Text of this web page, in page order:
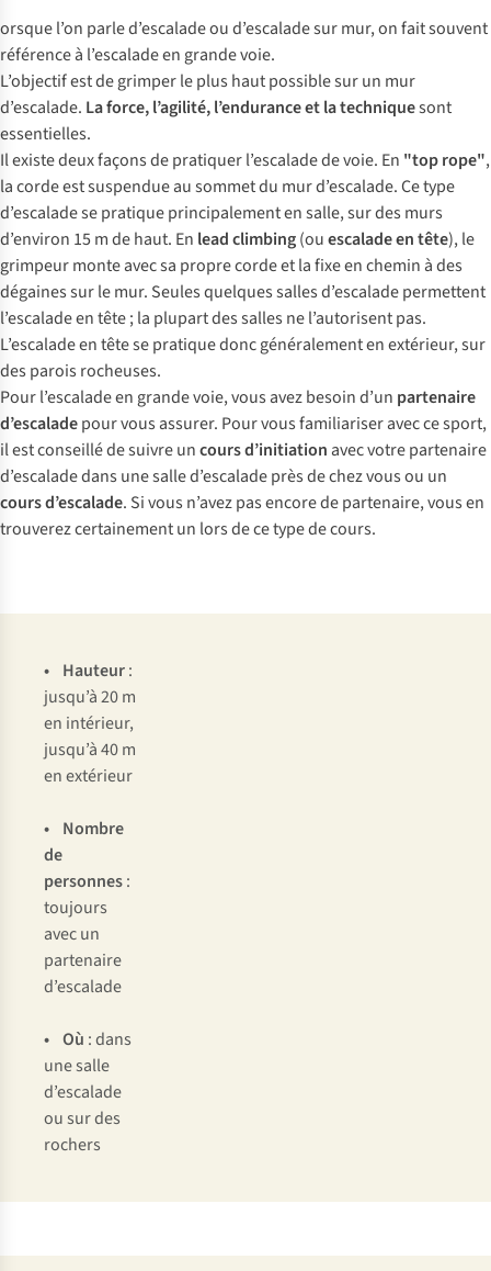
orsque l’on parle d’escalade ou d’escalade sur mur, on fait souvent
référence à l’escalade en grande voie.
L’objectif est de grimper le plus haut possible sur un mur
d’escalade. La force, l’agilité, l’endurance et la techniquesont
essentielles.
Il existe deux façons de pratiquer l’escalade de voie. En "top rope",
la corde est suspendue au sommet du mur d’escalade. Ce type
d’escalade se pratique principalement en salle, sur des murs
d’environ 15 m de haut. En lead climbing(ouescalade en tête), le
grimpeur monte avec sa propre corde et la fixe en chemin à des
dégaines sur le mur. Seules quelques salles d’escalade permettent
l’escalade en tête ; la plupart des salles ne l’autorisent pas.
L’escalade en tête se pratique donc généralement en extérieur, sur
des parois rocheuses.
Pour l’escalade en grande voie, vous avez besoin d’un partenaire
d’escaladepour vous assurer. Pour vous familiariser avec ce sport,
il est conseillé de suivre uncours d’initiation avec votre partenaire
d’escalade dans une salle d’escalade près de chez vous ou un
cours d’escalade. Si vous n’avez pas encore de partenaire, vous en
trouverez certainement un lors de ce type de cours.
• Hauteur:
jusqu’à 20 m
en intérieur,
jusqu’à 40 m
en extérieur
• Nombre
de
personnes:
toujours
avec un
partenaire
d’escalade
• Où : dans
une salle
d’escalade
ou sur des
rochers